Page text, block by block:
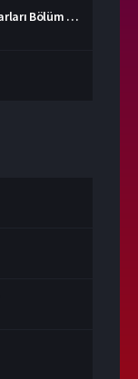
Harry Potter 8 Ölüm Yadirgarları Bölüm 2 İzle